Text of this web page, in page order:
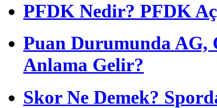
PFDK Nedir? PFDK
Puan Durumunda AG,
Anlama Gelir?
Skor Ne Demek?